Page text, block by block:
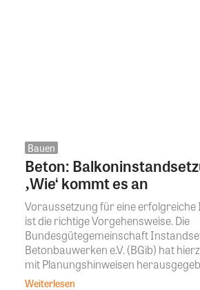
Bauen
Beton:
‚Wie‘ kommt es an
Voraussetzung für eine
ist die richtige Vorgehensweise. Die
Bundesgütegemeinschaft
Betonbauwerken e.V. (BGib) hat
mit Planungshinweisen
Weiterlesen